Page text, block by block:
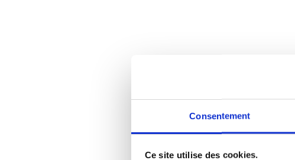
Consentement
Ce site utilise des cookies.